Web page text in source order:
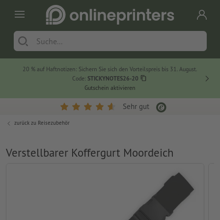
20 % auf Haftnotizen: Sichern Sie sich den Vorteilspreis bis 31. August.
Code: STICKYNOTES26-20
Gutschein aktivieren
Sehr gut
zurück zu Reisezubehör
Verstellbarer Koffergurt Moordeich